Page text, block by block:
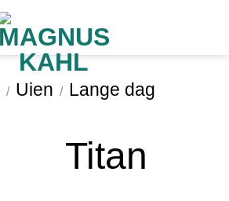
/ Uien / Lange dag
Titan